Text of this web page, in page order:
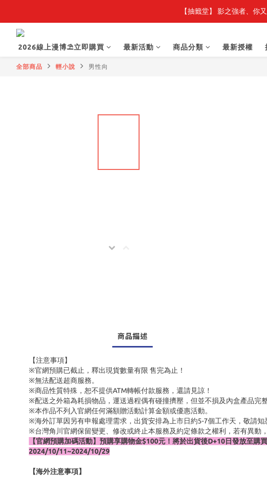
【抽籤堂】 影之強者、你
2026線上漫博⛱️立即購買
最新活動 商品分類 最新授權
全部商品 輕小說 男性向
商品描述
【注意事項】
※官網預購已截止，釋出現貨數量有限 售完為止！
※無法配送超商服務。
※商品性質特殊，恕不提供ATM轉帳付款服務，還請見諒！
※配送之外箱為耗損物品，運送過程偶有碰撞擠壓，但並不損及內盒產品完
※本作品不列入官網任何滿額贈活動計算金額或優惠活動。
※海外訂單因另有申報處理需求，出貨安排為上市日約5-7個工作天，敬請知
※台灣角川官網保留變更、修改或終止本服務及約定條款之權利，若有異動
【官網預購加碼活動】預購享購物金$100元！將於出貨後D+10日發放至
2024/10/11~2024/10/29
【海外注意事項】